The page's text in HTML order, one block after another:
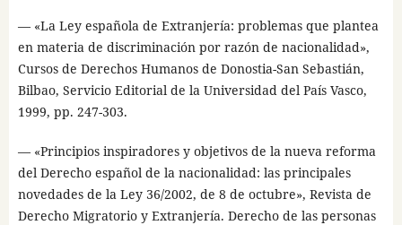
— «La Ley española de Extranjería: problemas que plantea
en materia de discriminación por razón de nacionalidad»,
Cursos de Derechos Humanos de Donostia-San Sebastián,
Bilbao, Servicio Editorial de la Universidad del País Vasco,
1999, pp. 247-303.
— «Principios inspiradores y objetivos de la nueva reforma
del Derecho español de la nacionalidad: las principales
novedades de la Ley 36/2002, de 8 de octubre», Revista de
Derecho Migratorio y Extranjería. Derecho de las personas